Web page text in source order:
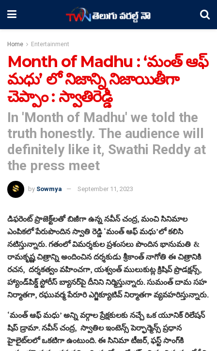
Home Entertainment
Month of Madhu : ‘మంత్ ఆఫ్
మధు’ లో నిజాన్ని నిజాయితీగా
చెప్పాం : స్వాతిరెడ్డి
In 'Month of Madhu' we told the
truth honestly. The audience will
definitely like it, Swathi Reddy at
the press meet
by Sowmya September 11, 2023
డిఫరెంట్ ప్రాజెక్ట్‌లతో బిజీగా ఉన్న నవీన్ చంద్ర, మంచి సినిమాల
ఎంపికలో పేరుపొందిన స్వాతి రెడ్డి ‘మంత్ ఆఫ్ మధు’లో కలిసి
నటిస్తున్నారు. గతంలో విమర్శకుల ప్రశంసలు పొందిన భానుమతి &
రామకృష్ణ చిత్రాన్ని అందించిన దర్శకుడు శ్రీకాంత్ నాగోతి ఈ చిత్రానికి
రచన, దర్శకత్వం వహించగా, యశ్వంత్ ములుకుట్ల క్రిషివ్ ప్రొడక్షన్స్,
హ్యాండ్‌పిక్డ్ స్టోరీస్ బ్యానర్‌పై దీనిని నిర్మిస్తున్నారు. సుమంత్ దామ సహ
నిర్మాతగా, రఘువర్మ పేరూరి ఎగ్జిక్యూటివ్ నిర్మాతగా వ్యవహరిస్తున్నారు.
‘మంత్ ఆఫ్ మధు’ అన్ని వర్గాల ప్రేక్షకులకు నచ్చే ఒక యూనిక్ రిలేషన్
షిప్ డ్రామా. నవీన్ చంద్ర, స్వాతిల ఇంటెన్స్ పెర్ఫార్మెన్స్ ప్రధాన
హైలైట్‌లలో ఒకటిగా ఉంటుంది. ఈ సినిమా టీజర్‌, ఫస్ట్‌ సాంగ్‌కి